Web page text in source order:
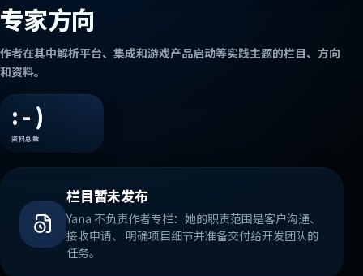
专家方向
作者在其中解析平台、集成和游戏产品启动等实践主题的栏目、方向
和资料。
: - )
资料总数
栏目暂未发布
Yana 不负责作者专栏：她的职责范围是客户沟通、
接收申请、 明确项目细节并准备交付给开发团队的
任务。